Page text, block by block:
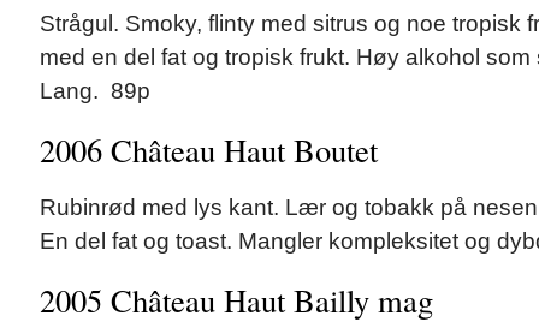
Strågul. Smoky, flinty med sitrus og noe tropisk
med en del fat og tropisk frukt. Høy alkohol
Lang. 89p
2006 Château Haut Boutet
Rubinrød med lys kant. Lær og tobakk på
En del fat og toast. Mangler kompleksitet og
2005 Château Haut Bailly mag